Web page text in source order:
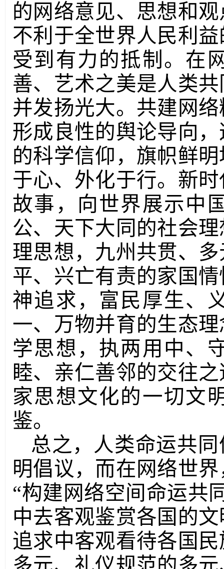
的网络意见、思想和
不利于全世界人民利
受到有力的抵制。在
善、艺术之美是人类
并发扬光大。共建网
形成良性的舆论导向
的科学信仰，旗帜鲜
于心、外化于行。新
故事，向世界展示中
公、天下大同的社会
理思想，九州共贯、
平、兴亡有责的家国
神追求，富民厚生、
一、万物并育的生态
学思想，执两用中、
睦、亲仁善邻的交往
家思想文化的一切文
鉴。
总之，人类命运共
明倡议，而在网络世
“构建网络空间命运共
中去客观鉴赏各国的
追求中客观看待各国